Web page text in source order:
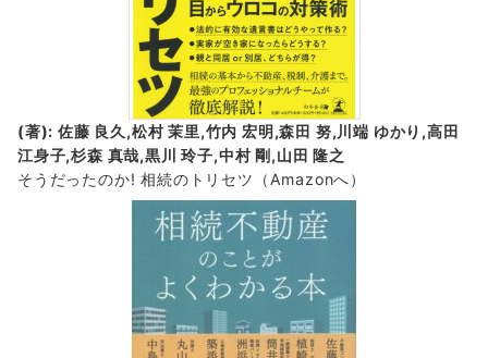
(著): 佐藤 良久,松村 茉里,竹内 宏明,森田 努,川端 ゆかり,高田
江身子,杉森 真哉,黒川 玲子,中村 剛,山田 隆之
そうだったのか! 相続のトリセツ
（Amazonへ）